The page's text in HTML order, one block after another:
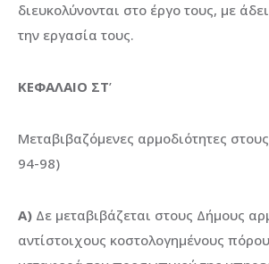
διευκολύνονται στο έργο τους, με
την εργασία τους.
ΚΕΦΑΛΑΙΟ ΣΤ’
Μεταβιβαζόμενες αρμοδιότητες
94-98)
Α) Δε μεταβιβάζεται στους Δήμους
αντίστοιχους κοστολογημένους